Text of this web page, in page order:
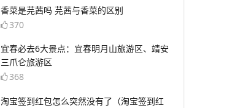
​香菜是芫茜吗 芫茜与香菜的区别
370
​宜春必去6大景点：宜春明月山旅游区、靖安
三爪仑旅游区
368
​淘宝签到红包怎么突然没有了（淘宝签到红